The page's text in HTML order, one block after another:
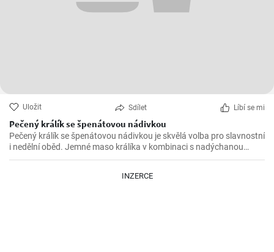
Uložit Sdílet Líbí se mi
Pečený králík se špenátovou nádivkou
Pečený králík se špenátovou nádivkou je skvělá volba pro slavnostní
i nedělní oběd. Jemné maso králíka v kombinaci s nadýchanou
špenátovou nádivkou vytváří lahodnou harmonii chutí.
INZERCE